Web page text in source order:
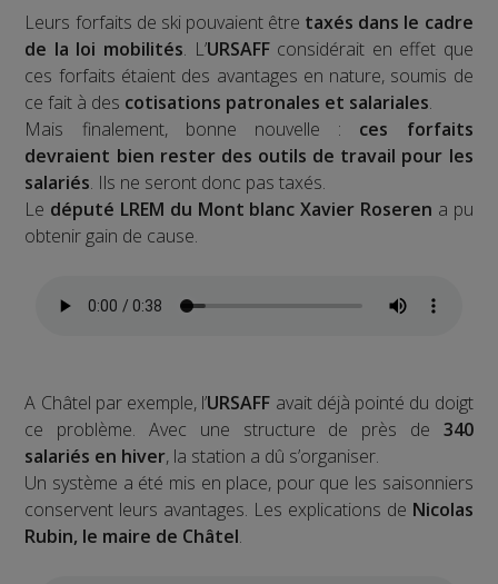
Leurs forfaits de ski pouvaient être taxés dans le cadre
de la loi mobilités. L’URSAFFconsidérait en effet que
ces forfaits étaient des avantages en nature, soumis de
ce fait à des cotisations patronales et salariales.
Mais finalement, bonne nouvelle : ces forfaits
devraient bien rester des outils de travail pour les
salariés. Ils ne seront donc pas taxés.
Le député LREM du Mont blanc Xavier Roseren a pu
obtenir gain de cause.
A Châtel par exemple, l’URSAFF avait déjà pointé du doigt
ce problème. Avec une structure de près de 340
salariés en hiver, la station a dû s’organiser.
Un système a été mis en place, pour que les saisonniers
conservent leurs avantages. Les explications de Nicolas
Rubin, le maire de Châtel.